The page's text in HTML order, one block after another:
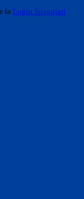
la Login Spaggiari